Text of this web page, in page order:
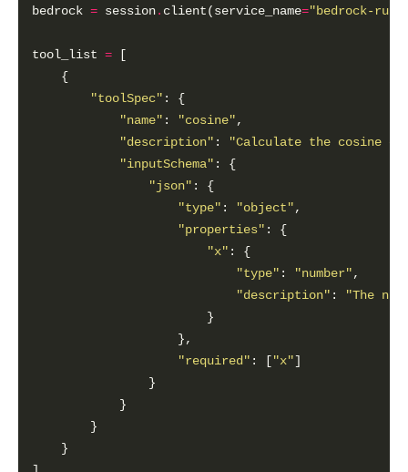
bedrock = session. client(service_name="bedrock-
tool_list =
"toolSpec"
"name" : "cosine"
"description" :
"Calculate the cosine
"inputSchema"
"json"
"type" : "object"
"properties"
"x"
"type" : "number"
"description" :
"The
"required" : ["x"